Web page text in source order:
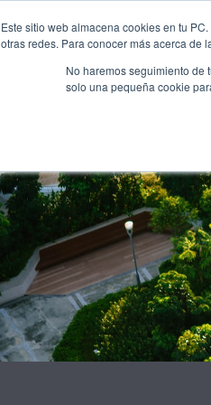
Este sitio web almacena cookies en tu
otras redes. Para conocer más acerca de
No haremos seguimiento de
solo una pequeña cookie
Jordi
la